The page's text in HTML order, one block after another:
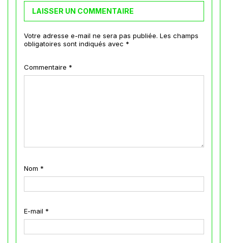
LAISSER UN COMMENTAIRE
Votre adresse e-mail ne sera pas publiée. Les champs
obligatoires sont indiqués avec *
Commentaire *
Nom *
E-mail *